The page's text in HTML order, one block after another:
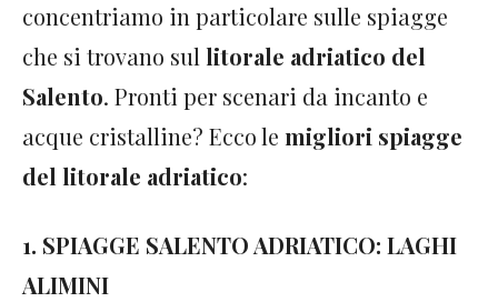
concentriamo in particolare sulle spiagge
che si trovano sul litorale adriatico del
Salento. Pronti per scenari da incanto e
acque cristalline? Ecco le migliori spiagge
del litorale adriatico:
1. SPIAGGE SALENTO ADRIATICO: LAGHI
ALIMINI